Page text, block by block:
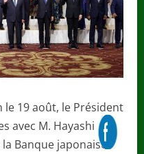
le 19 août, le Président
avec M. Hayashi
Banque japonaise